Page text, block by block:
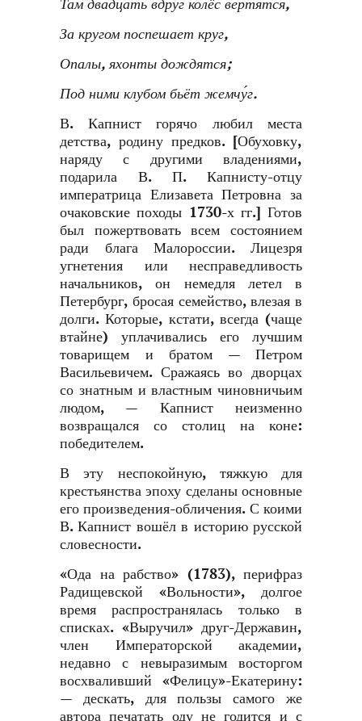
Там двадцать вдруг колёс вертя́тся,
За кругом поспешает круг,
Опалы, яхонты дождятся;
Под ними клубом бьёт жемчу́г.
В. Капнист горячо любил места
детства, родину предков. [Обуховку,
наряду с другими владениями,
подарила В. П. Капнисту-отцу
императрица Елизавета Петровна за
очаковские походы 1730-х гг.] Готов
был пожертвовать всем состоянием
ради блага Малороссии. Лицезря
угнетения или несправедливость
начальников, он немедля летел в
Петербург, бросая семейство, влезая в
долги. Которые, кстати, всегда (чаще
втайне) уплачивались его лучшим
товарищем и братом — Петром
Васильевичем. Сражаясь во дворцах
со знатным и властным чиновничьим
людом, — Капнист неизменно
возвращался со столиц на коне:
победителем.
В эту неспокойную, тяжкую для
крестьянства эпоху сделаны основные
его произведения-обличения. С коими
В. Капнист вошёл в историю русской
словесности.
«Ода на рабство» (1783), перифраз
Радищевской «Вольности», долгое
время распространялась только в
списках. «Выручил» друг-Державин,
член Императорской академии,
недавно с невыразимым восторгом
восхваливший «Фелицу»-Екатерину:
— дескать, для пользы самого же
автора печатать оду не годится и с